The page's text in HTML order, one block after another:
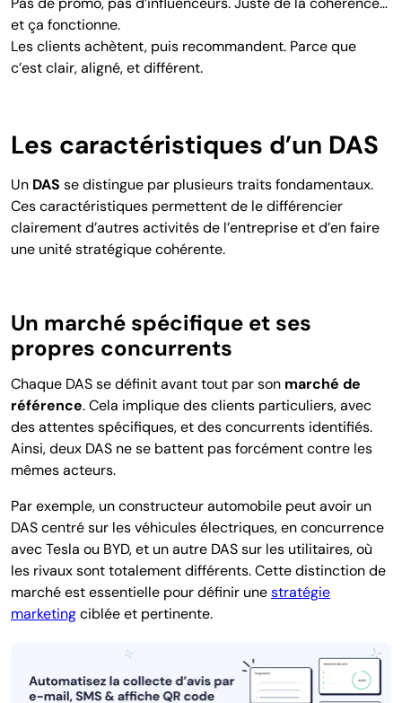
et ça fonctionne.
Les clients achètent, puis recommandent. Parce que
c’est clair, aligné, et différent.
Les caractéristiques d’un DAS
Un DAS se distingue par plusieurs traits fondamentaux.
Ces caractéristiques permettent de le différencier
clairement d’autres activités de l’entreprise et d’en faire
une unité stratégique cohérente.
Un marché spécifique et ses
propres concurrents
Chaque DAS se définit avant tout par son marché de
référence. Cela implique des clients particuliers, avec
des attentes spécifiques, et des concurrents identifiés.
Ainsi, deux DAS ne se battent pas forcément contre les
mêmes acteurs.
Par exemple, un constructeur automobile peut avoir un
DAS centré sur les véhicules électriques, en concurrence
avec Tesla ou BYD, et un autre DAS sur les utilitaires, où
les rivaux sont totalement différents. Cette distinction de
marché est essentielle pour définir unestratégie
marketingciblée et pertinente.